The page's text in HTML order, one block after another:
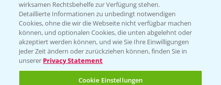
T.+49 (0)174 346 564 1
KONTAKT
Hilfe in Notfällen
T.+49 (0)214/30-20220
wirksamen Rechtsbehelfe zur Verfügung stehen.
Detaillierte Informationen zu unbedingt notwendigen
Cookies, ohne die wir die Webseite nicht verfügbar machen
können, und optionalen Cookies, die unten abgelehnt oder
akzeptiert werden können, und wie Sie Ihre Einwilligungen
jeder Zeit ändern oder zurückziehen können, finden Sie in
unserer Privacy Statement
Cookie Einstellungen